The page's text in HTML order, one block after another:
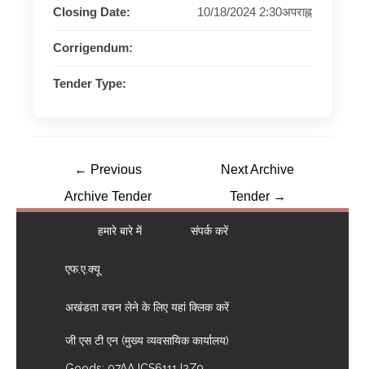
Closing Date: 10/18/2024 2:30अपराह्न
Corrigendum:
Tender Type:
← Previous
Archive Tender
Next Archive
Tender →
हमारे बारे में संपर्क करें
एफ.ए.क्यू
अखंडता वचन लेने के लिए यहां क्लिक करें
जी एस टी एन (मुख्य व्यवसायिक कार्यालय)